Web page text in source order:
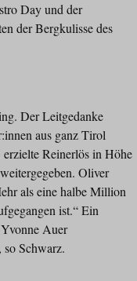
Day und der
der Bergkulisse des
Der Leitgedanke
aus ganz Tirol
Reinerlös in Höhe
Oliver
als eine halbe Million
ist.“ Ein
Auer
so Schwarz.